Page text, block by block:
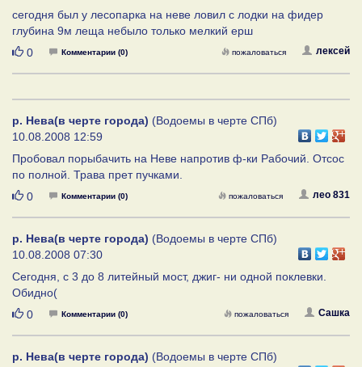
сегодня был у лесопарка на неве ловил с лодки на фидер
глубина 9м леща небыло только мелкий ерш
Нравится
0 Комментарии (0) лексей
пожаловаться
р. Нева(в черте города) (Водоемы в черте СПб)
10.08.2008 12:59
Пробовал порыбачить на Неве напротив ф-ки Рабочий. Отсос
по полной. Трава прет пучками.
Нравится
0 Комментарии (0) лео 831
пожаловаться
р. Нева(в черте города) (Водоемы в черте СПб)
10.08.2008 07:30
Сегодня, с 3 до 8 литейный мост, джиг- ни одной поклевки.
Обидно(
Нравится
0 Комментарии (0) Сашка
пожаловаться
р. Нева(в черте города) (Водоемы в черте СПб)